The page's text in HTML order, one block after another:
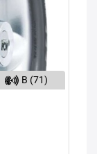
B (71)